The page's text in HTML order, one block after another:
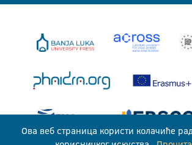
Ова веб страница користи колачиће